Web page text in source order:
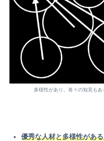
多様性があり、各々の知見も
優秀な人材と多様性があ